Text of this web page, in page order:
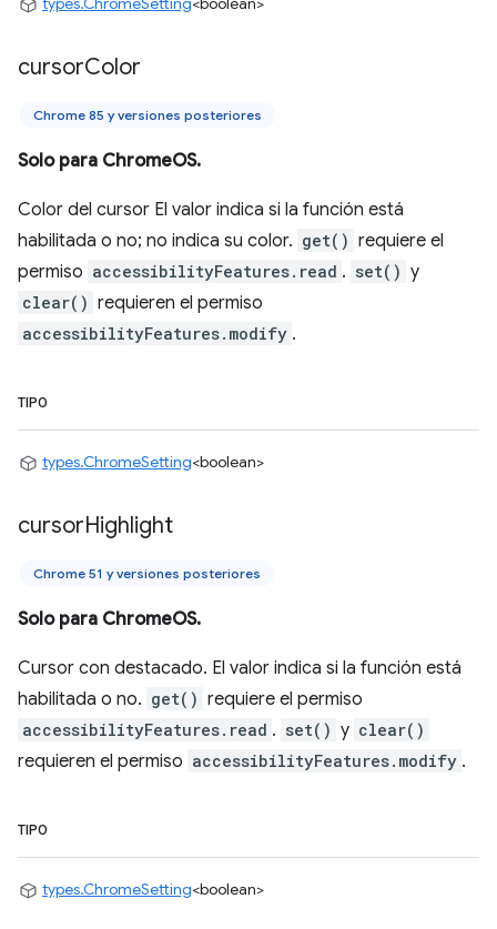
cursorColor
Chrome 85 y versiones posteriores
Solo para ChromeOS.
Color del cursor El valor indica si la función está
habilitada o no; no indica su color. get() requiere el
permiso accessibilityFeatures.read . set() y
clear() requieren el permiso
accessibilityFeatures.modify .
TIPO
types.ChromeSetting<boolean>
cursorHighlight
Chrome 51 y versiones posteriores
Solo para ChromeOS.
Cursor con destacado. El valor indica si la función está
habilitada o no. get() requiere el permiso
accessibilityFeatures.read . set() y clear()
requieren el permiso accessibilityFeatures.modify .
TIPO
types.ChromeSetting<boolean>